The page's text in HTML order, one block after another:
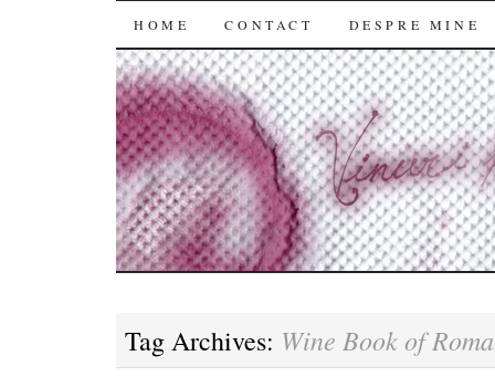
SKIP
TO
CONTENT
HOME CONTACT DESPRE MINE
Tag Archives: Wine Book of